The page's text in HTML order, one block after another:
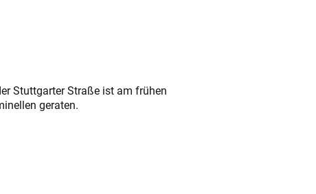
Stuttgarter Straße ist am frühen
geraten.